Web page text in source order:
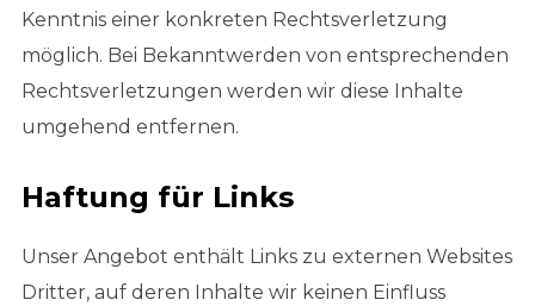
Kenntnis einer konkreten Rechtsverletzung
möglich. Bei Bekanntwerden von entsprechenden
Rechtsverletzungen werden wir diese Inhalte
umgehend entfernen.
Haftung für Links
Unser Angebot enthält Links zu externen Websites
Dritter, auf deren Inhalte wir keinen Einfluss